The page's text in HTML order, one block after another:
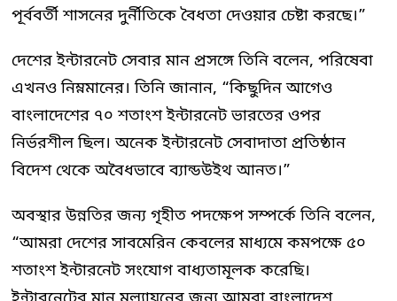
পূর্ববর্তী শাসনের দুর্নীতিকে বৈধতা দেওয়ার চেষ্টা করছে।”
দেশের ইন্টারনেট সেবার মান প্রসঙ্গে তিনি বলেন, পরিষেবা
এখনও নিম্নমানের। তিনি জানান, “কিছুদিন আগেও
বাংলাদেশের ৭০ শতাংশ ইন্টারনেট ভারতের ওপর
নির্ভরশীল ছিল। অনেক ইন্টারনেট সেবাদাতা প্রতিষ্ঠান
বিদেশ থেকে অবৈধভাবে ব্যান্ডউইথ আনত।”
অবস্থার উন্নতির জন্য গৃহীত পদক্ষেপ সম্পর্কে তিনি বলেন,
“আমরা দেশের সাবমেরিন কেবলের মাধ্যমে কমপক্ষে ৫০
শতাংশ ইন্টারনেট সংযোগ বাধ্যতামূলক করেছি।